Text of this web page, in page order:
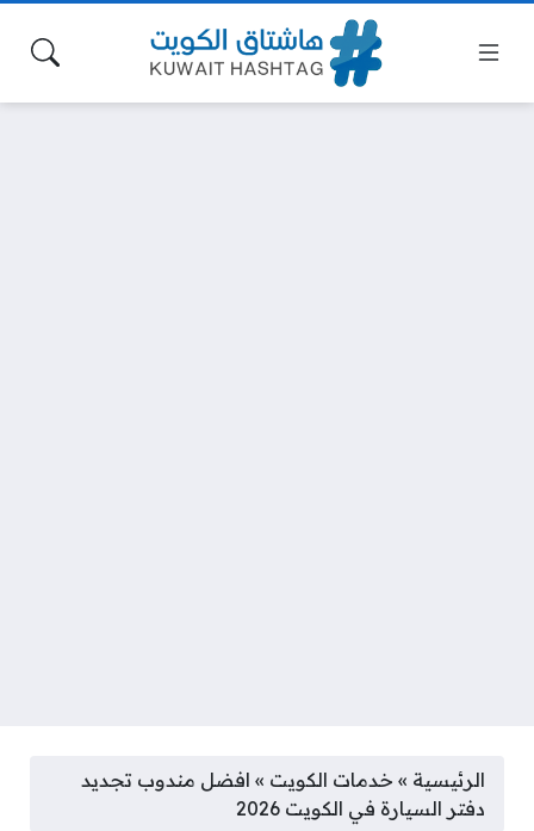
الرئيسية » خدمات الكويت » افضل مندوب تجديد
دفتر السيارة في الكويت 2026